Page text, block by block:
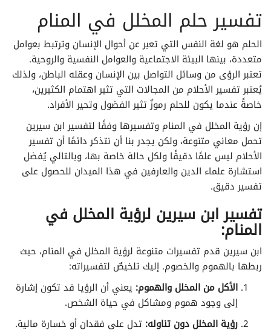
تفسير الأحلام لابن سيرين حرف السين
تفسير الأحلام لابن سيرين حرف الشين
تفسير الأحلام لابن سيرين حرف الصاد
تفسير الأحلام لابن سيرين حرف الضاد
تفسير الأحلام لابن سيرين حرف الطاء
تفسير الأحلام لابن سيرين حرف الظاء
تفسير الأحلام لابن سيرين حرف العين
تفسير الأحلام لابن سيرين حرف الغين
تفسير الأحلام لابن سيرين حرف الفاء
تفسير الأحلام لابن سيرين حرف القاف
تفسير حلم المخلل في المنام
الحلم هو لغة النفس التي تعبر عن أحوال الإنسان وترتبط بعوامل
متعددة، بينها البيئة الاجتماعية والعوامل النفسية والروحية.
تعتبر الرؤى من وسائل التواصل بين الإنسان وعقله الباطن، ولذلك
يُعتبر تفسير الأحلام من المجالات التي تثير اهتمام الكثيرين،
خاصةً عندما يكون للحلم رموزٌ تثير الفضول وتحير الأفراد.
إن رؤية المخلل في المنام وتفسيرها وفقًا لتفسير ابن سيرين
تحمل معاني متنوعة، ولكن يجدر بنا أن نتذكر دائمًا أن تفسير
الأحلام ليس علمًا دقيقًا ولكل حالة خاصة بها، وبالتالي يُفضل
استشارة علماء الدين والعارفين في هذا الميدان للحصول على
تفسير دقيق.
تفسير ابن سيرين لرؤية المخلل في
المنام:
ابن سيرين قدم تفسيرات متنوعة لرؤية المخلل في المنام، حيث
ربطها بالهموم والخصوم. إليك تلخيصٌ لتفسيراته:
الأكل من المخلل والهموم: يعني أن الرؤيا قد تكون إشارة
إلى وجود هموم ومشاكل في حياة الشخص.
رؤية المخلل دون تناوله: تدل على فقدان أو خسارة مالية.